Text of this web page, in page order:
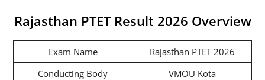
Rajasthan PTET Result 2026 Overview
Exam Name
Rajasthan PTET 2026
Conducting Body
VMOU Kota